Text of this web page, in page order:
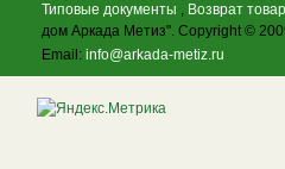
Типовые документы , Возврат
дом Аркада Метиз". Copyright ©
Email: info@arkada-metiz.ru